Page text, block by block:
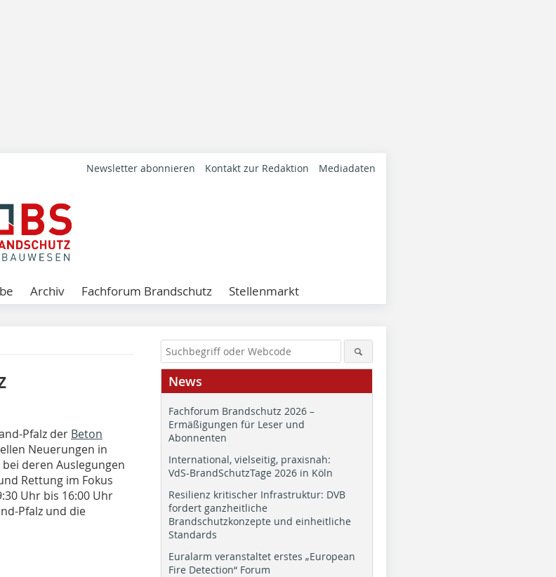
Newsletter abonnieren Kontakt zur Redaktion Mediadaten
Archiv Fachforum Brandschutz Stellenmarkt
Pfalz der Beton
Neuerungen in
deren Auslegungen
Rettung im Fokus
Uhr bis 16:00 Uhr
Pfalz und die
News
Fachforum Brandschutz 2026 –
Ermäßigungen für Leser und
Abonnenten
International, vielseitig, praxisnah:
VdS-BrandSchutzTage 2026 in Köln
Resilienz kritischer Infrastruktur: DVB
fordert ganzheitliche
Brandschutzkonzepte und einheitliche
Standards
Euralarm veranstaltet erstes „European
Fire Detection“ Forum